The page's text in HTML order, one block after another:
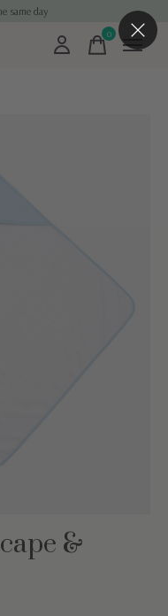
same day
0items
&